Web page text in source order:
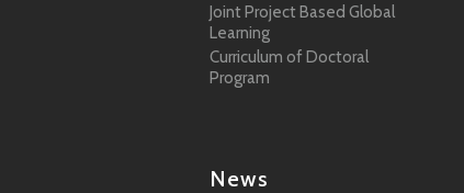
Joint Project Based Global
Learning
Curriculum of Doctoral
Program
News